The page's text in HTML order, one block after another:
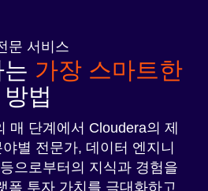
문 서비스
가장 스마트한
방법
매 단계에서 Cloudera의 제
별 전문가, 데이터 엔지니
으로부터의 지식과 경험을
폼 투자 가치를 극대화하고